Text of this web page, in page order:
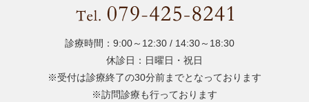
診療時間：9:00～12:30 / 14:30～18:30
休診日：日曜日・祝日
※受付は診療終了の30分前までとなっております
※訪問診療も行っております